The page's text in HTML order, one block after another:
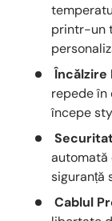
printr-un
Încălzire
repede în
începe
automată
siguranță
Cablul